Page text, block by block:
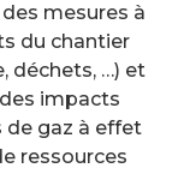
mesures à
du chantier
déchets, …) et
impacts
de gaz à effet
ressources